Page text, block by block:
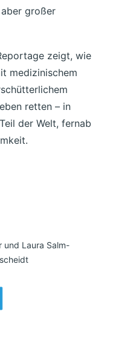
großer
zeigt, wie
medizinischem
retten – in
der Welt, fernab
und Laura Salm-